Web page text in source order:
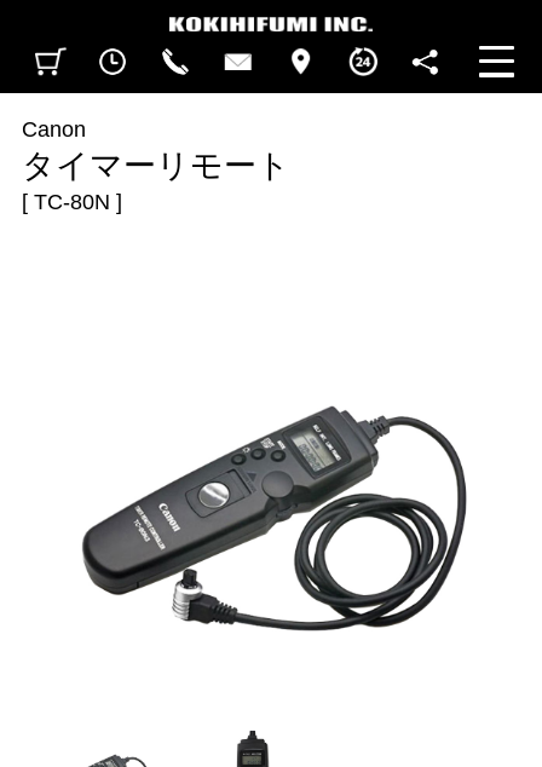
BUSINESS HOURS
FOLLOW US
Canon
タイマーリモート
[ TC-80N ]